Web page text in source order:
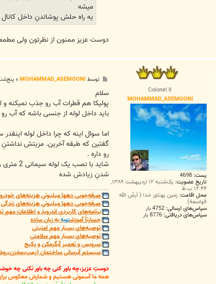
میشه
یه راه حلش پوشاندنِ داخل
دوست عزیز ممنون از نظرتون ولی
Colonel II
MOHAMMAD_ASEMOONI
پست: 4698
تاریخ عضویت: یک‌شنبه ۱۲ اردیبهشت ۱۳۸۹,
۱۲:۴۴ ب.ظ
محل اقامت: زمین پهناور خدا ( أرضُ الله
الواسعة)
سپاس‌های ارسالی: 4752 بار
سپاس‌های دریافتی: 8776 بار
ت
توسطMOHAMMAD_ASEMOONI
» پنج‌شنبه ۱۰ اسفند
سلام
پولیکا هم قطرات آب رو جذب نمیکنه و
باید داخل لوله از جنسی باشه که آب
اما سوال اینه که چرا داخل لوله اینقدر
گفتین که طبقه آخرین. مزیتش
رو داره .
شاید
شدنِ زیادش شده
صرفه‌جویی دهها میلیونیِ هزینه‌های خودرو
صرفه‌جویی دهها میلیونیِ هزینه‌های زندگی
برنامه‌های کاربردی اندروید و اطلاعات مهمِ
جسارتاً آموزشتوبهبه زبان ساده
توصیه‌های بسیار مهم امنیتی
توصیه‌های بسیار مهم سلامتی
سرویس و تعمیر آبگرمکن و پکیج
سیستم آبرسانی ساختمان
دوستِ عزیز،چه باور کنی چه باور نکنی چه
همه ما آسمونی هستیم و شمارش معکوس برای